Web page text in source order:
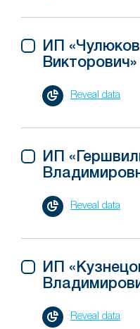
ИП
Викторович»
Reveal data
ИП
Reveal data
ИП
Reveal data